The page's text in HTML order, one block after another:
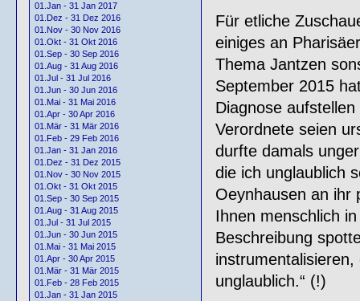
01.Jan - 31 Jan 2017
01.Dez - 31 Dez 2016
01.Nov - 30 Nov 2016
01.Okt - 31 Okt 2016
01.Sep - 30 Sep 2016
01.Aug - 31 Aug 2016
01.Jul - 31 Jul 2016
01.Jun - 30 Jun 2016
01.Mai - 31 Mai 2016
01.Apr - 30 Apr 2016
01.Mär - 31 Mär 2016
01.Feb - 29 Feb 2016
01.Jan - 31 Jan 2016
01.Dez - 31 Dez 2015
01.Nov - 30 Nov 2015
01.Okt - 31 Okt 2015
01.Sep - 30 Sep 2015
01.Aug - 31 Aug 2015
01.Jul - 31 Jul 2015
01.Jun - 30 Jun 2015
01.Mai - 31 Mai 2015
01.Apr - 30 Apr 2015
01.Mär - 31 Mär 2015
01.Feb - 28 Feb 2015
01.Jan - 31 Jan 2015
Für etliche
einiges an
Thema Jantzen
September 2015
Diagnose
Verordnete seien
durfte damals
die ich unglaublich
Oeynhausen an ihr
Ihnen menschlich
Beschreibung
unglaublich.“ (!)